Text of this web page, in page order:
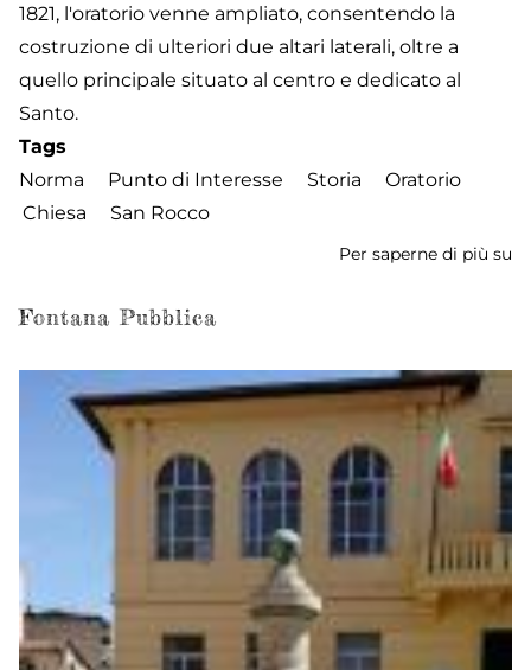
1821, l'oratorio venne ampliato, consentendo la
costruzione di ulteriori due altari laterali, oltre a
quello principale situato al centro e dedicato al
Santo.
Tags
Norma
Punto di Interesse Storia
Oratorio
Chiesa
San Rocco
Per saperne di più su
Fontana Pubblica